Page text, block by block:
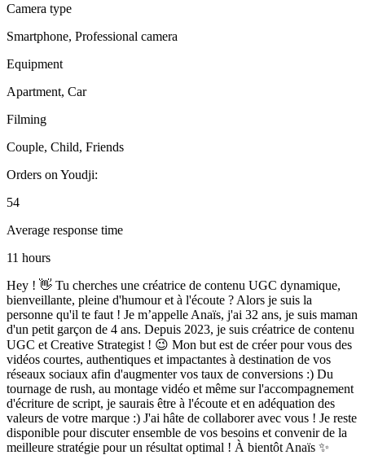
Camera type
Smartphone, Professional camera
Equipment
Apartment, Car
Filming
Couple, Child, Friends
Orders on Youdji:
54
Average response time
11 hours
Hey ! 👋 Tu cherches une créatrice de contenu UGC dynamique,
bienveillante, pleine d'humour et à l'écoute ? Alors je suis la
personne qu'il te faut ! Je m’appelle Anaïs, j'ai 32 ans, je suis maman
d'un petit garçon de 4 ans. Depuis 2023, je suis créatrice de contenu
UGC et Creative Strategist ! 😉 Mon but est de créer pour vous des
vidéos courtes, authentiques et impactantes à destination de vos
réseaux sociaux afin d'augmenter vos taux de conversions :) Du
tournage de rush, au montage vidéo et même sur l'accompagnement
d'écriture de script, je saurais être à l'écoute et en adéquation des
valeurs de votre marque :) J'ai hâte de collaborer avec vous ! Je reste
disponible pour discuter ensemble de vos besoins et convenir de la
meilleure stratégie pour un résultat optimal ! À bientôt Anaïs ✨